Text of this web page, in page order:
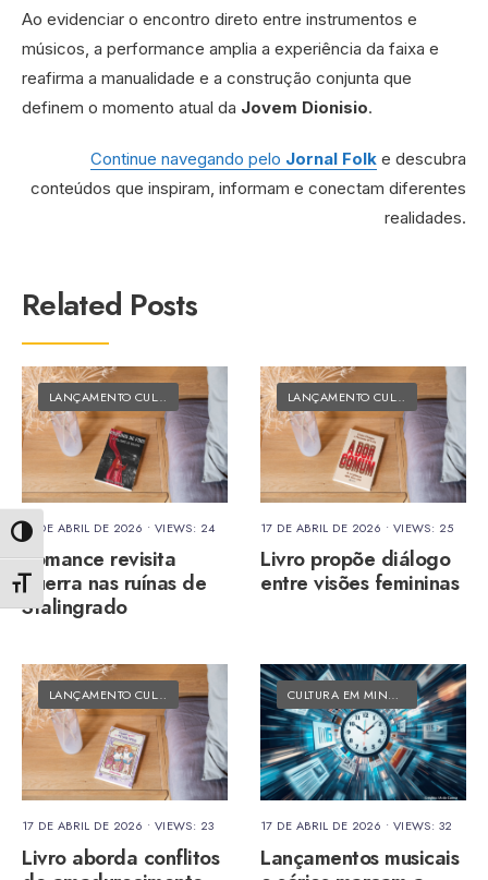
Alternar alto contraste
Alternar tamanho da fonte
Ao evidenciar o encontro direto entre instrumentos e
músicos, a performance amplia a experiência da faixa e
reafirma a manualidade e a construção conjunta que
definem o momento atual da Jovem Dionisio.
Continue navegando pelo Jornal Folk e descubra
conteúdos que inspiram, informam e conectam diferentes
realidades.
Related Posts
LANÇAMENTO CULTURAL •MATÉRIAS DO FOLK
17 DE ABRIL DE 2026 • VIEWS: 24
Romance revisita
guerra nas ruínas de
Stalingrado
LANÇAMENTO CULTURAL •
17 DE ABRIL DE 2026 • VIEWS: 25
Livro propõe diálogo
entre visões femininas
LANÇAMENTO CULTURAL •MATÉRIAS DO FOLK
17 DE ABRIL DE 2026 • VIEWS: 23
Livro aborda conflitos
CULTURA EM MINUTOS •
17 DE ABRIL DE 2026 • VIEWS: 32
Lançamentos musicais